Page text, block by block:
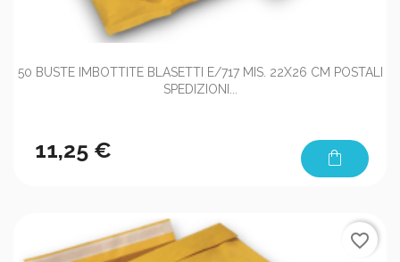
50 BUSTE IMBOTTITE BLASETTI E/717 MIS. 22X26 CM POSTALI
SPEDIZIONI...
11,25 € shopping_bag
favorite_border